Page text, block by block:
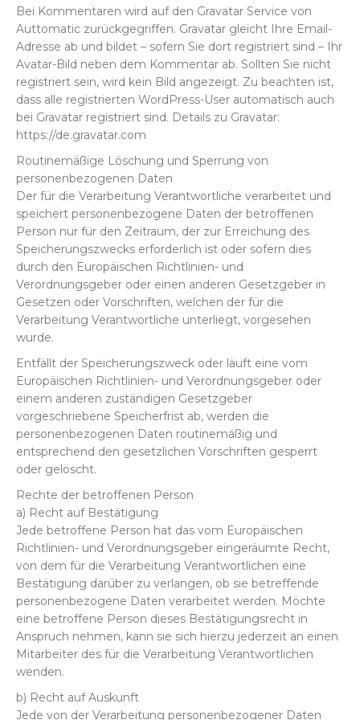
Bei Kommentaren wird auf den Gravatar Service von
Auttomatic zurückgegriffen. Gravatar gleicht Ihre Email-
Adresse ab und bildet – sofern Sie dort registriert sind – Ihr
Avatar-Bild neben dem Kommentar ab. Sollten Sie nicht
registriert sein, wird kein Bild angezeigt. Zu beachten ist,
dass alle registrierten WordPress-User automatisch auch
bei Gravatar registriert sind. Details zu Gravatar:
https://de.gravatar.com
Routinemäßige Löschung und Sperrung von
personenbezogenen Daten
Der für die Verarbeitung Verantwortliche verarbeitet und
speichert personenbezogene Daten der betroffenen
Person nur für den Zeitraum, der zur Erreichung des
Speicherungszwecks erforderlich ist oder sofern dies
durch den Europäischen Richtlinien- und
Verordnungsgeber oder einen anderen Gesetzgeber in
Gesetzen oder Vorschriften, welchen der für die
Verarbeitung Verantwortliche unterliegt, vorgesehen
wurde.
Entfällt der Speicherungszweck oder läuft eine vom
Europäischen Richtlinien- und Verordnungsgeber oder
einem anderen zuständigen Gesetzgeber
vorgeschriebene Speicherfrist ab, werden die
personenbezogenen Daten routinemäßig und
entsprechend den gesetzlichen Vorschriften gesperrt
oder gelöscht.
Rechte der betroffenen Person
a) Recht auf Bestätigung
Jede betroffene Person hat das vom Europäischen
Richtlinien- und Verordnungsgeber eingeräumte Recht,
von dem für die Verarbeitung Verantwortlichen eine
Bestätigung darüber zu verlangen, ob sie betreffende
personenbezogene Daten verarbeitet werden. Möchte
eine betroffene Person dieses Bestätigungsrecht in
Anspruch nehmen, kann sie sich hierzu jederzeit an einen
Mitarbeiter des für die Verarbeitung Verantwortlichen
wenden.
b) Recht auf Auskunft
Jede von der Verarbeitung personenbezogener Daten